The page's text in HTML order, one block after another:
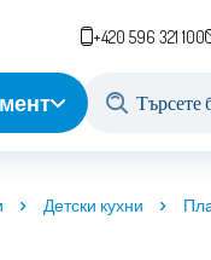
+420 596 321 100
Детски кухни